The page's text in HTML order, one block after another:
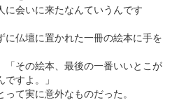
に会いに来たなんていうんです
に仏壇に置かれた一冊の絵本に手を
「その絵本、最後の一番いいとこが
すよ。」
て実に意外なものだった。